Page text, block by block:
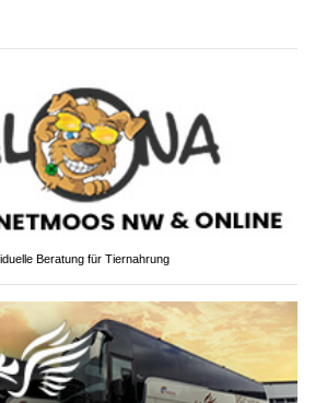
Beratung für Tiernahrung